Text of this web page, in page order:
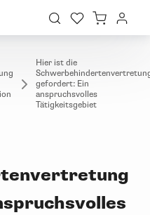
Hier ist die
gefordert: Ein
anspruchsvolles
Tätigkeitsgebiet